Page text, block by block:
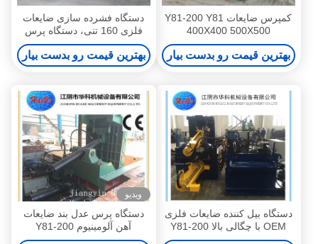
کمپرس ضایعات Y81-200 Y81
400X400 500X500
بهترین قیمت رو بدست بیار
دستگاه فشرده سازی ضایعات
فلزی 160 تنی، دستگاه پرس
عدل بندی ضایعات
بهترین قیمت رو بدست بیار
دستگاه بیل کننده ضایعات فلزی
OEM با چگالی بالا Y81-200
ویدیو
دستگاه پرس عدل بند ضایعات
آهن آلومینیوم Y81-200